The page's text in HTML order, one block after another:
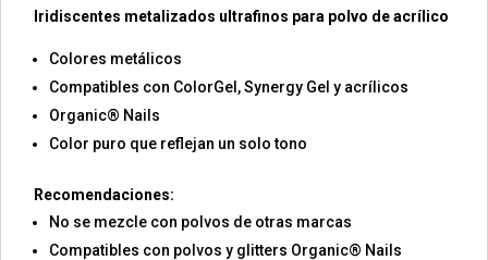
Iridiscentes metalizados ultrafinos para polvo de acrílico
Colores metálicos
Compatibles con ColorGel, Synergy Gel y acrílicos
Organic® Nails
Color puro que reflejan un solo tono
Recomendaciones:
No se mezcle con polvos de otras marcas
Compatibles con polvos y glitters Organic® Nails